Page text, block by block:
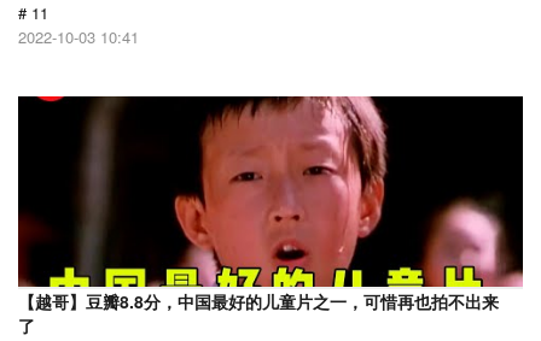
# 11
2022-10-03 10:41
【越哥】豆瓣8.8分，中国最好的儿童片之一，可惜再也拍不出来
了